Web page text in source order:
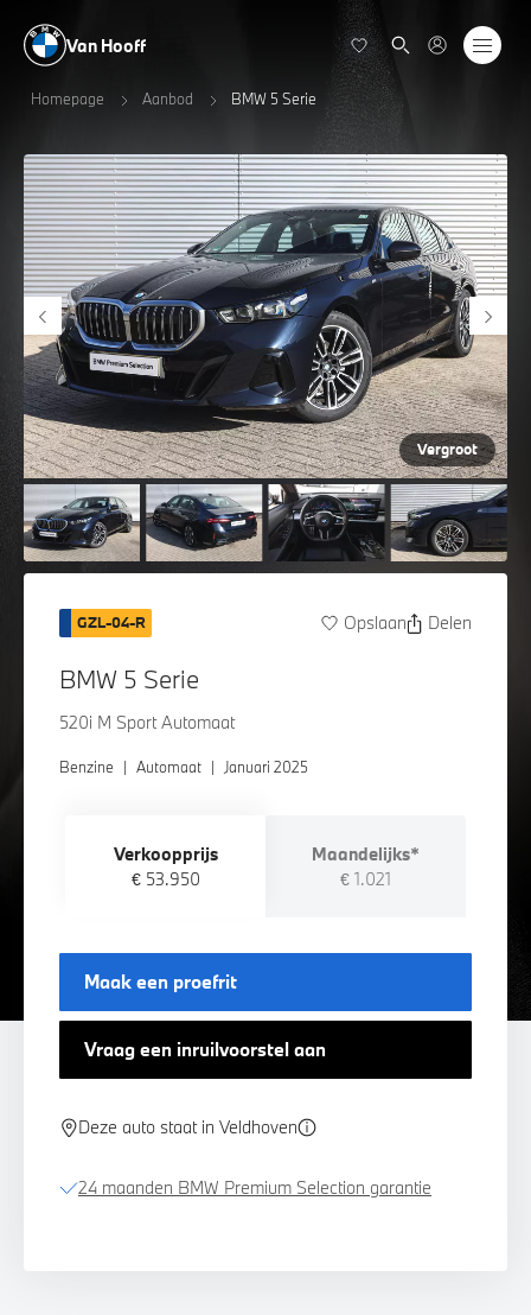
Van Hooff
Homepage Aanbod BMW 5 Serie
Vergroot
GZL-04-R Opslaan Delen
BMW 5 Serie
520i M Sport Automaat
Benzine | Automaat | Januari 2025
Verkoopprijs
€ 53.950
Maandelijks*
€ 1.021
Maak een proefrit
Vraag een inruilvoorstel aan
Deze auto staat in Veldhoven
24 maanden BMW Premium Selection garantie